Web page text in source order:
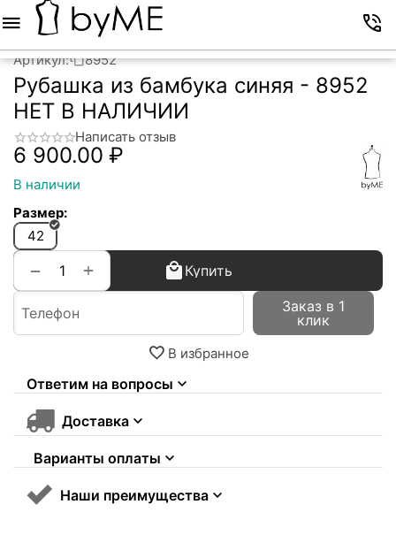
Артикул: 8952
Рубашка из бамбука синяя - 8952
НЕТ В НАЛИЧИИ
Написать отзыв
6 900.00 ₽
В наличии
Размер:
42
+
−
Купить
Заказ в 1
клик
В избранное
Ответим на вопросы
Доставка
Варианты оплаты
Наши преимущества
Меню Корзина Контакты